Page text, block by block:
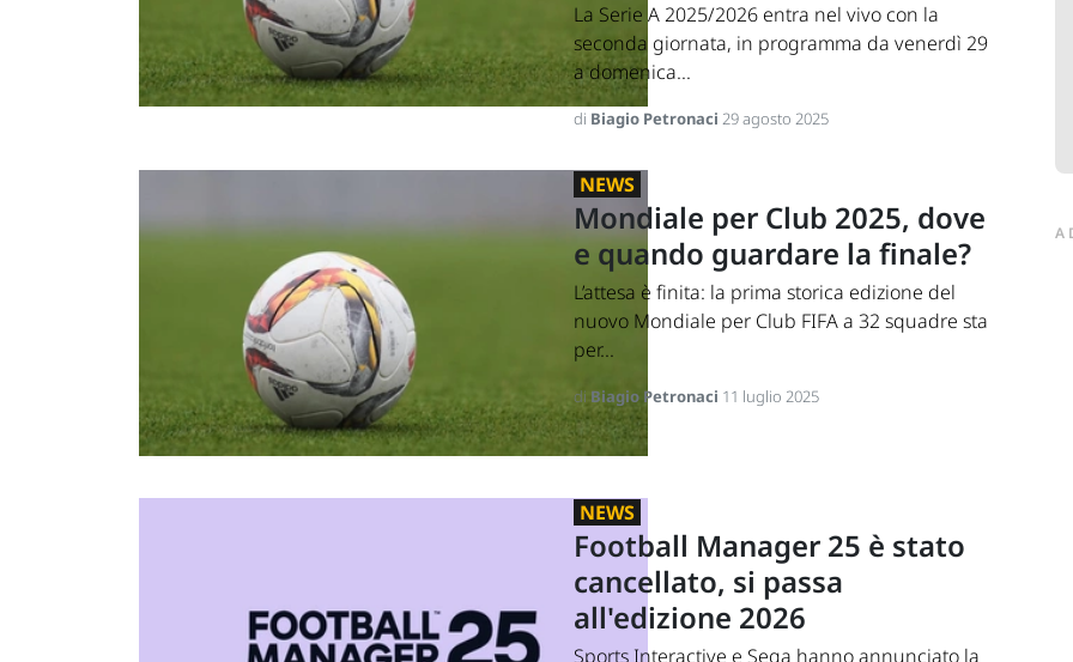
La Serie A 2025/2026 entra nel vivo con la
seconda giornata, in programma da venerdì 29
a domenica...
di Biagio Petronaci 29 agosto 2025
NEWS
Mondiale per Club 2025, dove
e quando guardare la finale?
L’attesa è finita: la prima storica edizione del
nuovo Mondiale per Club FIFA a 32 squadre sta
per...
di Biagio Petronaci 11 luglio 2025
NEWS
Football Manager 25 è stato
cancellato, si passa
all'edizione 2026
Sports Interactive e Sega hanno annunciato la